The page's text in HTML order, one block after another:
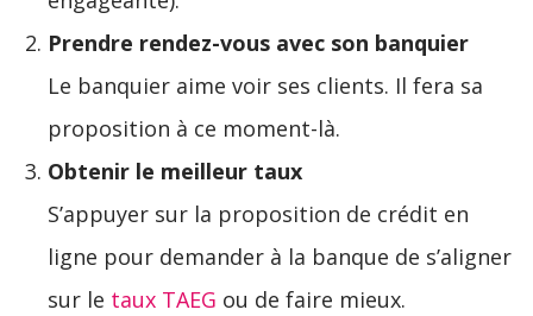
Prendre rendez-vous avec son banquier
Le banquier aime voir ses clients. Il fera sa
proposition à ce moment-là.
Obtenir le meilleur taux
S’appuyer sur la proposition de crédit en
ligne pour demander à la banque de s’aligner
sur le taux TAEG ou de faire mieux.